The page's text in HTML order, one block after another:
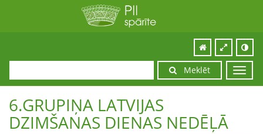
Meklēt
6.GRUPIŅA LATVIJAS
DZIMŠANAS DIENAS NEDĒĻĀ